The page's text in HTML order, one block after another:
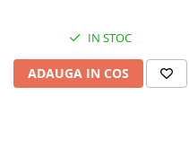
IN STOC
ADAUGA IN COS